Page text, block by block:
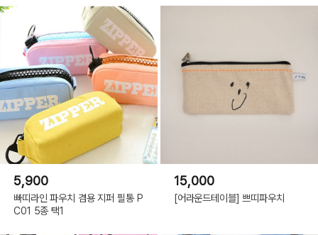
5,900
빠띠라인 파우치 겸용 지퍼 필통 P
C01 5종 택1
15,000
[어라운드테이블] 쁘띠파우치